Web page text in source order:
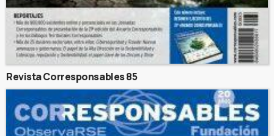
Revista Corresponsables 85